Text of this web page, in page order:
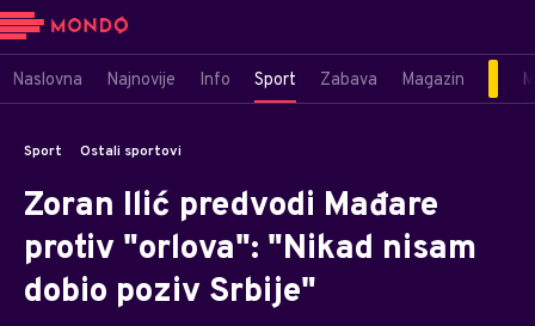
Naslovna Najnovije Info Sport Zabava Magazin
Sport Ostali sportovi
Zoran Ilić predvodi Mađare
protiv "orlova": "Nikad nisam
dobio poziv Srbije"